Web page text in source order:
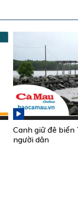
Canh giữ đê biển
người dân